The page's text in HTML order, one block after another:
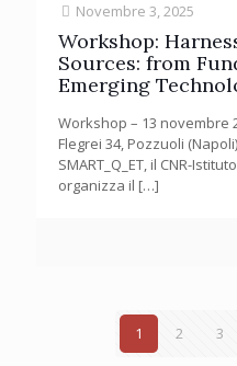
Novembre 3, 2025
Workshop:
Sources: from
Emerging
Workshop – 13 novembre
Flegrei 34, Pozzuoli
SMART_Q_ET, il CNR-
organizza il […]
1 2 3